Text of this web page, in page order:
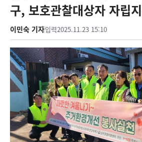
구, 보호관찰대상자 자립
이민숙 기자입력2025.11.23 15:10